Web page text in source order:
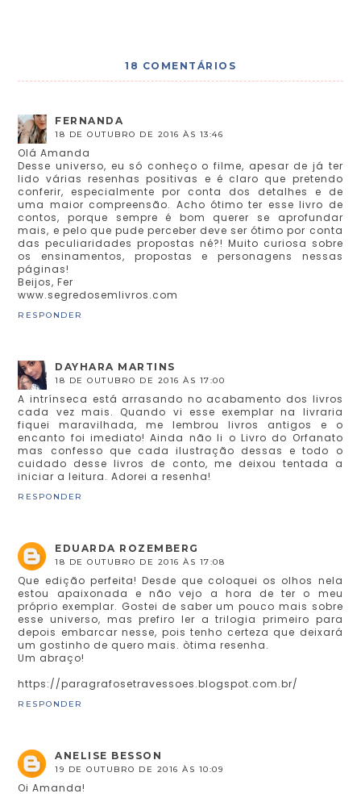
18 COMENTÁRIOS
FERNANDA
18 DE OUTUBRO DE 2016 ÀS 13:46
Olá Amanda
Desse universo, eu só conheço o filme, apesar de já ter
lido várias resenhas positivas e é claro que pretendo
conferir, especialmente por conta dos detalhes e de
uma maior compreensão. Acho ótimo ter esse livro de
contos, porque sempre é bom querer se aprofundar
mais, e pelo que pude perceber deve ser ótimo por conta
das peculiaridades propostas né?! Muito curiosa sobre
os ensinamentos, propostas e personagens nessas
páginas!
Beijos, Fer
www.segredosemlivros.com
RESPONDER
DAYHARA MARTINS
18 DE OUTUBRO DE 2016 ÀS 17:00
A intrínseca está arrasando no acabamento dos livros
cada vez mais. Quando vi esse exemplar na livraria
fiquei maravilhada, me lembrou livros antigos e o
encanto foi imediato! Ainda não li o Livro do Orfanato
mas confesso que cada ilustração dessas e todo o
cuidado desse livros de conto, me deixou tentada a
iniciar a leitura. Adorei a resenha!
RESPONDER
EDUARDA ROZEMBERG
18 DE OUTUBRO DE 2016 ÀS 17:08
Que edição perfeita! Desde que coloquei os olhos nela
estou apaixonada e não vejo a hora de ter o meu
próprio exemplar. Gostei de saber um pouco mais sobre
esse universo, mas prefiro ler a trilogia primeiro para
depois embarcar nesse, pois tenho certeza que deixará
um gostinho de quero mais. òtima resenha.
Um abraço!
https://paragrafosetravessoes.blogspot.com.br/
RESPONDER
ANELISE BESSON
19 DE OUTUBRO DE 2016 ÀS 10:09
Oi Amanda!